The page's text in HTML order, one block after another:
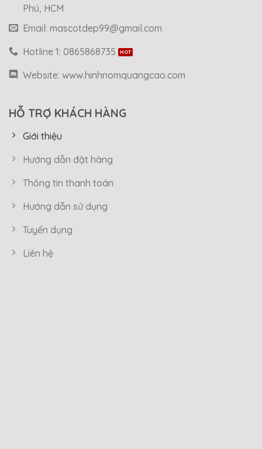
Phú, HCM
Email: mascotdep99@gmail.com
Hotline 1: 0865868735
Website: www.hinhnomquangcao.com
HỖ TRỢ KHÁCH HÀNG
Giới thiệu
Hướng dẫn đặt hàng
Thông tin thanh toán
Hướng dẫn sử dụng
Tuyển dụng
Liên hệ